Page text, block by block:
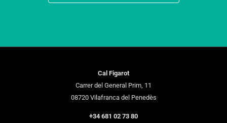
Cal Figarot
Carrer del General Prim, 11
08720 Vilafranca del Penedès
+34 681 02 73 80